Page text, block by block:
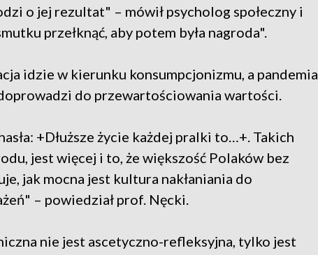
o jej rezultat" – mówił psycholog społeczny i
przełknąć, aby potem była nagroda".
idzie w kierunku konsumpcjonizmu, a pandemia
do przewartościowania wartości.
+Dłuższe życie każdej pralki to…+. Takich
jest więcej i to, że większość Polaków bez
jak mocna jest kultura nakłaniania do
– powiedział prof. Nęcki.
nie jest ascetyczno-refleksyjna, tylko jest